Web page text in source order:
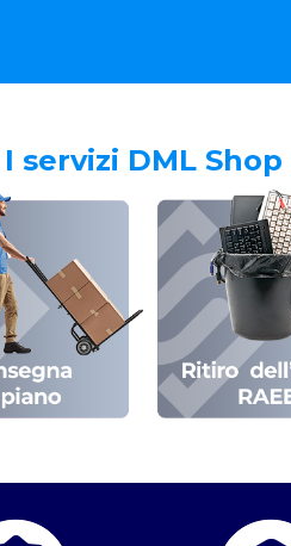
I servizi DML Shop